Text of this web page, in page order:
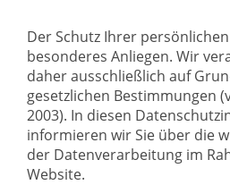
Der Schutz Ihrer
besonderes Anliegen. Wir
daher ausschließlich auf
gesetzlichen Bestimmungen
2003). In diesen
informieren wir Sie über die
der Datenverarbeitung im
Website.